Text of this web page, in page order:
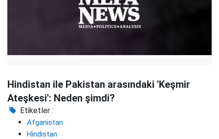
Hindistan ile Pakistan arasındaki 'Keşmir
Ateşkesi': Neden şimdi?
Etiketler :
Afganistan
Hindistan